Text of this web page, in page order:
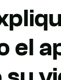
el